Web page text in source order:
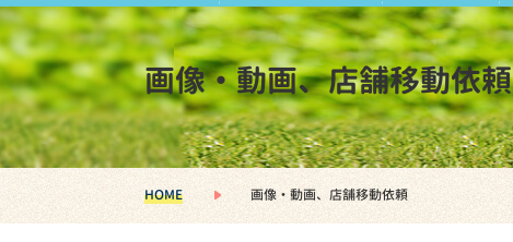
画像・動画、店舗移動依頼
HOME 画像・動画、店舗移動依頼